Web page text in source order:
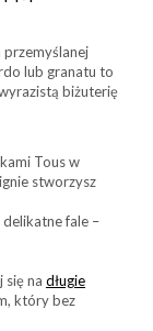
lub granatu to
biżuterię
Tous w
stworzysz
fale –
się na długie
który bez